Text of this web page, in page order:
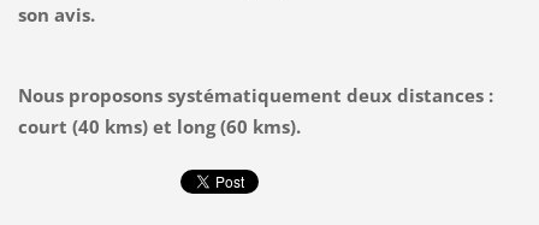
son avis.
Nous proposons systématiquement deux distances :
court (40 kms) et long (60 kms).